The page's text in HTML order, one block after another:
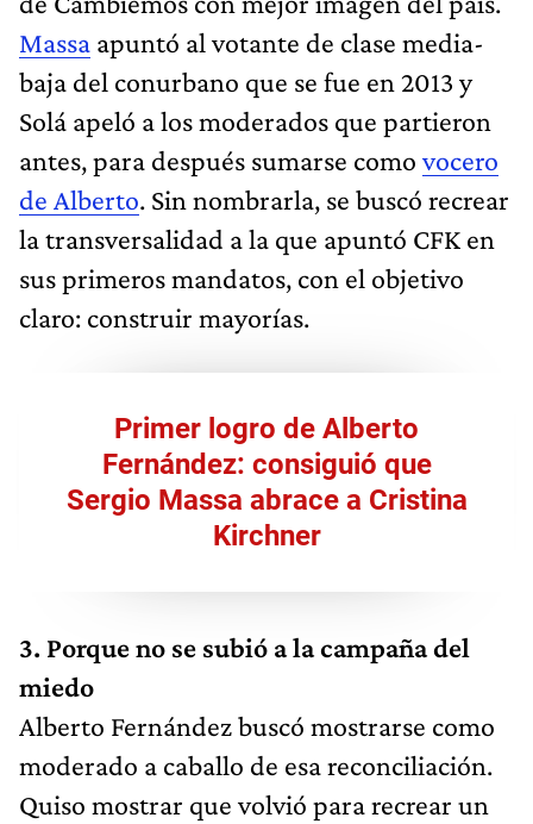
Massa apuntó al votante de clase media-
baja del conurbano que se fue en 2013 y
Solá apeló a los moderados que partieron
antes, para después sumarse como vocero
de Alberto. Sin nombrarla, se buscó recrear
la transversalidad a la que apuntó CFK en
sus primeros mandatos, con el objetivo
claro: construir mayorías.
Primer logro de Alberto
Fernández: consiguió que
Sergio Massa abrace a Cristina
Kirchner
3. Porque no se subió a la campaña del
miedo
Alberto Fernández buscó mostrarse como
moderado a caballo de esa reconciliación.
Quiso mostrar que volvió para recrear un